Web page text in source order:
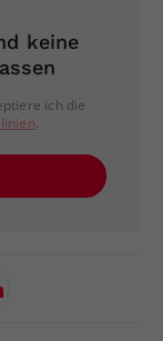
keine
ich die
.